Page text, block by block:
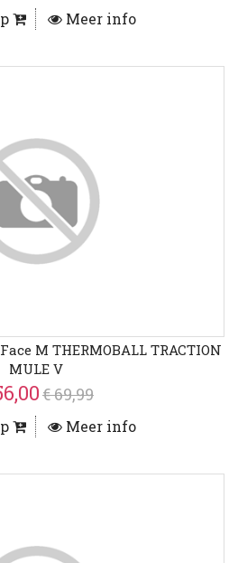
Meer info
M THERMOBALL TRACTION
MULE V
€ 69,99
Meer info